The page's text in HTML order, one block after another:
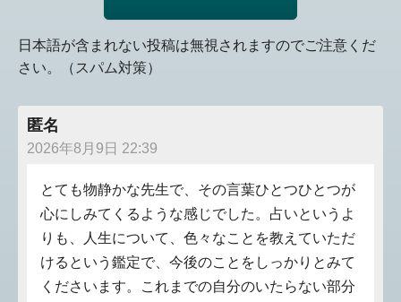
日本語が含まれない投稿は無視されますのでご注意くだ
さい。（スパム対策）
匿名
2026年8月9日 22:39
とても物静かな先生で、その言葉ひとつひとつが
心にしみてくるような感じでした。占いというよ
りも、人生について、色々なことを教えていただ
けるという鑑定で、今後のことをしっかりとみて
くださいます。これまでの自分のいたらない部分